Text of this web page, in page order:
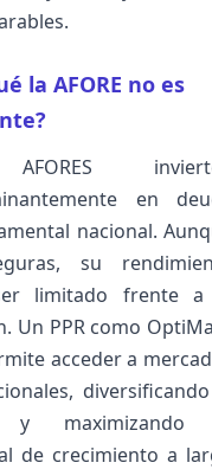
la AFORE no es
en
nacional.
su
limitado frente a
Un PPR como
acceder a
y maximizando
de crecimiento a